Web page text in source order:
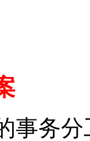
事务